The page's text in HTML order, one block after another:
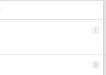
1
2